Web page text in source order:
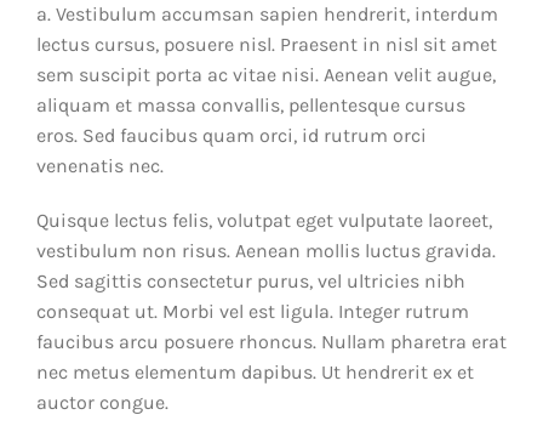
a. Vestibulum accumsan sapien hendrerit, interdum
lectus cursus, posuere nisl. Praesent in nisl sit amet
sem suscipit porta ac vitae nisi. Aenean velit augue,
aliquam et massa convallis, pellentesque cursus
eros. Sed faucibus quam orci, id rutrum orci
venenatis nec.
Quisque lectus felis, volutpat eget vulputate laoreet,
vestibulum non risus. Aenean mollis luctus gravida.
Sed sagittis consectetur purus, vel ultricies nibh
consequat ut. Morbi vel est ligula. Integer rutrum
faucibus arcu posuere rhoncus. Nullam pharetra erat
nec metus elementum dapibus. Ut hendrerit ex et
auctor congue.